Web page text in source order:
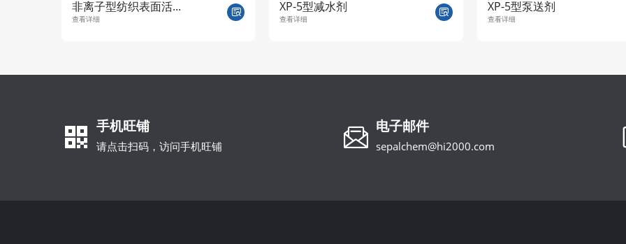
非离子型纺织表面活...
查看详细
XP-5型减水剂
查看详细
XP-5型泵送剂
查看详细
手机旺铺
请点击扫码，访问手机旺铺
电子邮件
sepalchem@hi2000.com